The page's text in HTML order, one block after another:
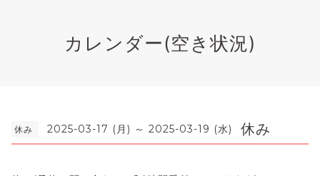
カレンダー(空き状況)
休み 2025-03-17 (月) ～ 2025-03-19 (水) 休み